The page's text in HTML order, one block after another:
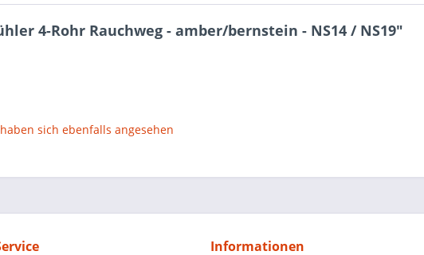
4-Rohr Rauchweg - amber/bernstein - NS14 / NS19"
sich ebenfalls angesehen
Informationen